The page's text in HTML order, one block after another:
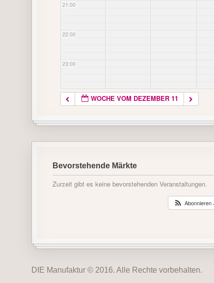
21:00
22:00
23:00
WOCHE VOM DEZEMBER 11
Bevorstehende Märkte
Zurzeit gibt es keine bevorstehenden Veranstaltungen.
Abonnieren
DIE Manufaktur © 2016. Alle Rechte vorbehalten.